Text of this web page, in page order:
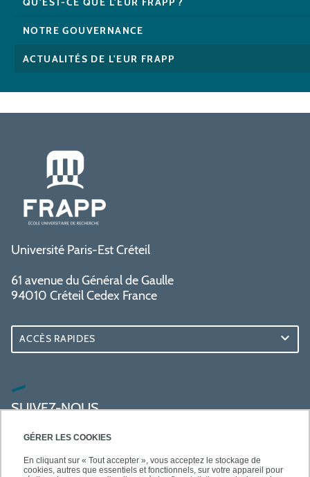
GÉRER LES COOKIES
En cliquant sur « Tout accepter », vous acceptez le stockage de
cookies, autres que essentiels et fonctionnels, sur votre appareil pour
NOTRE GOUVERNANCE
ACTUALITÉS DE L'EUR FRAPP
Université Paris-Est Créteil
61 avenue du Général de Gaulle
94010 Créteil Cedex France
ACCÈS RAPIDES
SUIVEZ-NOUS